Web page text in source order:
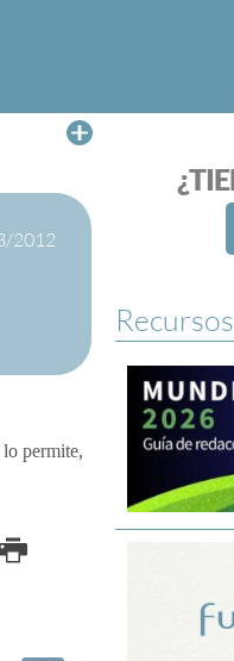
la Agencia
cuyo
2012
permite,
por
Imprimir
Recursos